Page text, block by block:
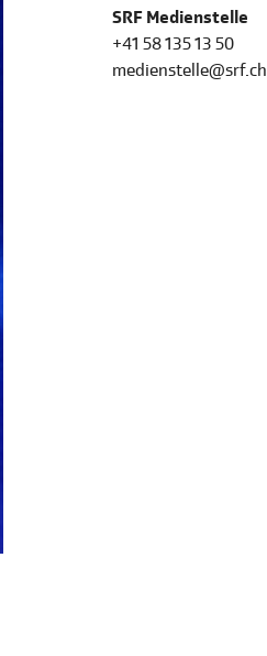
SRF Medienstelle
+41 58 135 13 50
medienstelle@srf.ch